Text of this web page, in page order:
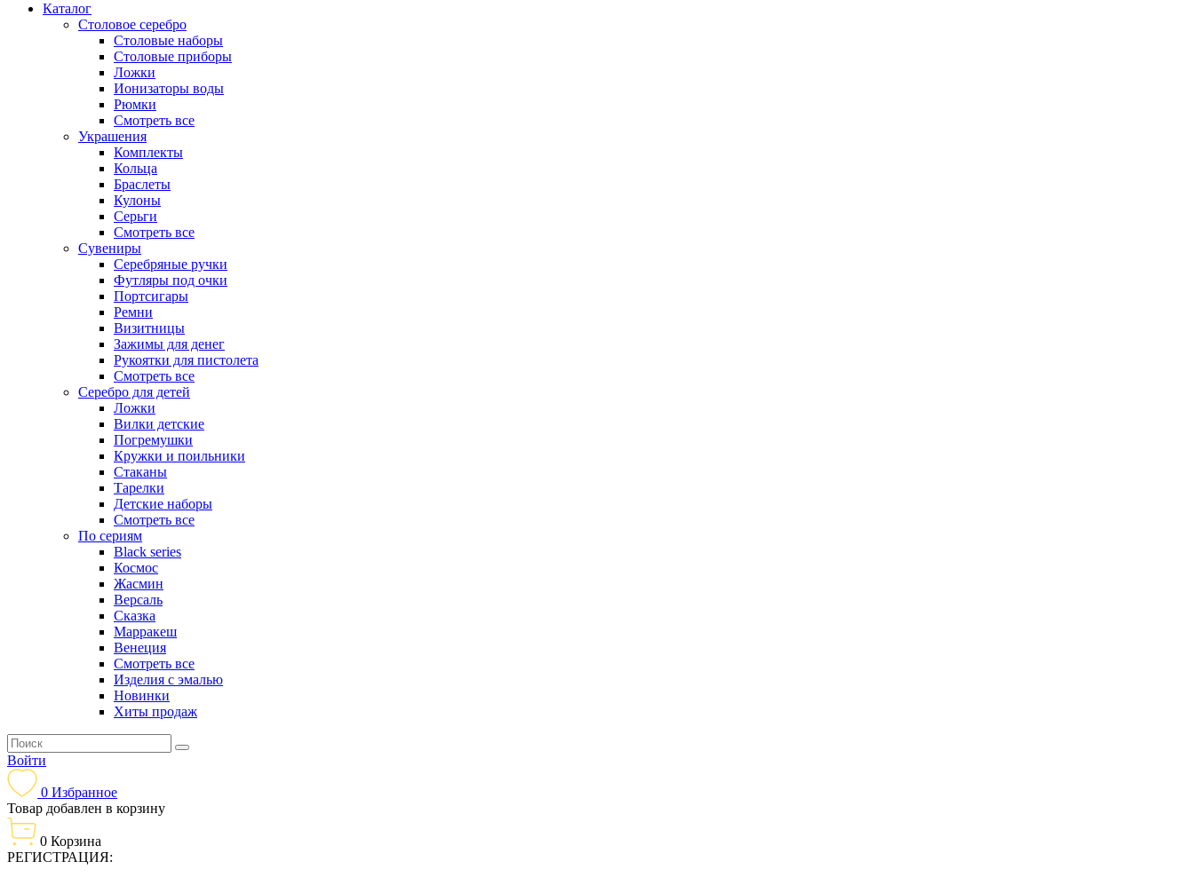
Каталог
Столовое серебро
Столовые наборы
Столовые приборы
Ложки
Ионизаторы воды
Рюмки
Смотреть все
Украшения
Комплекты
Кольца
Браслеты
Кулоны
Серьги
Смотреть все
Сувениры
Серебряные ручки
Футляры под очки
Портсигары
Ремни
Визитницы
Зажимы для денег
Рукоятки для пистолета
Смотреть все
Серебро для детей
Ложки
Вилки детские
Погремушки
Кружки и поильники
Стаканы
Тарелки
Детские наборы
Смотреть все
По сериям
Black series
Космос
Жасмин
Версаль
Сказка
Марракеш
Венеция
Смотреть все
Изделия с эмалью
Новинки
Хиты продаж
Войти
0 Избранное
Товар добавлен в корзину
0 Корзина
РЕГИСТРАЦИЯ: